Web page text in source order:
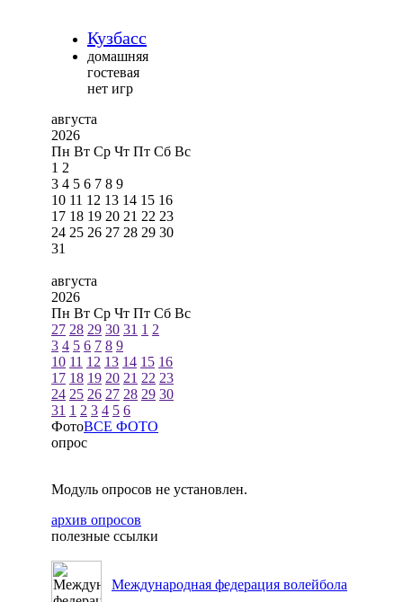
Кузбасс
домашняя
гостевая
нет игр
августа
2026
Пн Вт Ср Чт Пт Сб Вс
1 2
3 4 5 6 7 8 9
10 11 12 13 14 15 16
17 18 19 20 21 22 23
24 25 26 27 28 29 30
31
августа
2026
Пн Вт Ср Чт Пт Сб Вс
27 28 29 30 31 1 2
3 4 5 6 7 8 9
10 11 12 13 14 15 16
17 18 19 20 21 22 23
24 25 26 27 28 29 30
31 1 2 3 4 5 6
ФотоВСЕ ФОТО
опрос
Модуль опросов не установлен.
архив опросов
полезные ссылки
Международная федерация волейбола